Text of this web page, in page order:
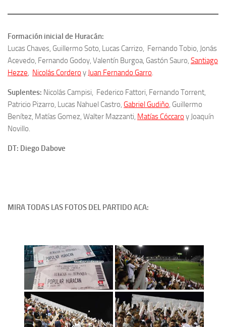
Formación inicial de Huracán:
Lucas Chaves, Guillermo Soto, Lucas Carrizo, Fernando Tobio, Jonás
Acevedo, Fernando Godoy, Valentín Burgoa, Gastón Sauro, Santiago
Hezze, Nicolás Cordero y Juan Fernando Garro.
Suplentes: Nicolás Campisi, Federico Fattori, Fernando Torrent,
Patricio Pizarro, Lucas Nahuel Castro, Gabriel Gudiño, Guillermo
Benítez, Matías Gomez, Walter Mazzanti, Matías Cóccaro y Joaquín
Novillo.
DT: Diego Dabove
MIRA TODAS LAS FOTOS DEL PARTIDO ACA: